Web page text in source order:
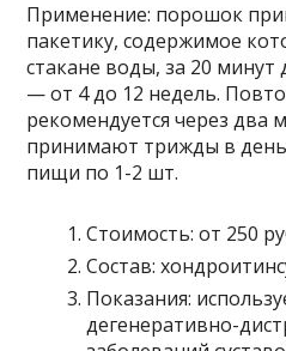
Применение: порошок
пакетику, содержимое
стакане воды, за 20
— от 4 до 12 недель.
рекомендуется через два
принимают трижды в
пищи по 1-2 шт.
Стоимость: от 250
Состав:
Показания:
дегенеративно-